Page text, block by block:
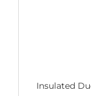
Insulated